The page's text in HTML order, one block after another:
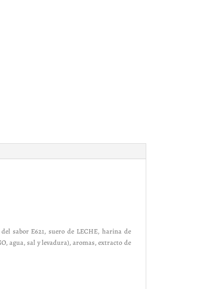
sabor E621, suero de LECHE, harina de
agua, sal y levadura), aromas, extracto de